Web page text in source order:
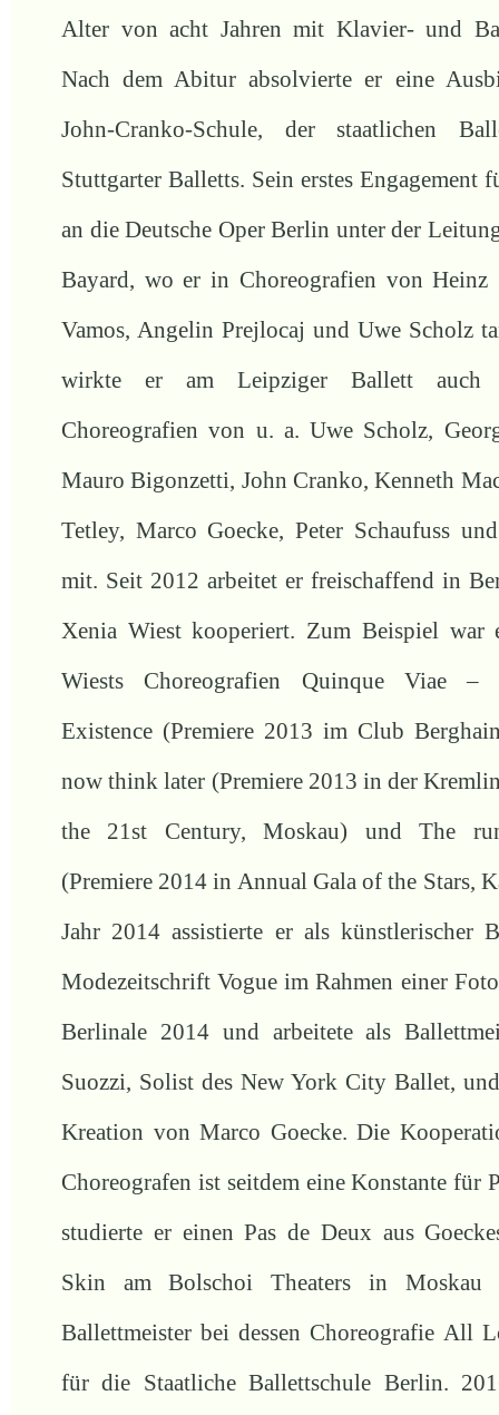
Alter von acht Jahren mit Klavier- und
Nach dem Abitur absolvierte er eine
John-Cranko-Schule, der staatlichen
Stuttgarter Balletts. Sein erstes Engagement
an die Deutsche Oper Berlin unter der
Bayard, wo er in Choreografien von Heinz
Vamos, Angelin Prejlocaj und Uwe Scholz
wirkte er am Leipziger Ballett auch
Choreografien von u. a. Uwe Scholz,
Mauro Bigonzetti, John Cranko, Kenneth
Tetley, Marco Goecke, Peter Schaufuss
mit. Seit 2012 arbeitet er freischaffend in
Xenia Wiest kooperiert. Zum Beispiel war
Wiests Choreografien Quinque Viae –
Existence (Premiere 2013 im Club
now think later (Premiere 2013 in der
the 21st Century, Moskau) und The
(Premiere 2014 in Annual Gala of the Stars,
Jahr 2014 assistierte er als künstlerischer
Modezeitschrift Vogue im Rahmen einer
Berlinale 2014 und arbeitete als
Suozzi, Solist des New York City Ballet,
Kreation von Marco Goecke. Die
Choreografen ist seitdem eine Konstante für
studierte er einen Pas de Deux aus
Skin am Bolschoi Theaters in
Ballettmeister bei dessen Choreografie All
für die Staatliche Ballettschule Berlin.